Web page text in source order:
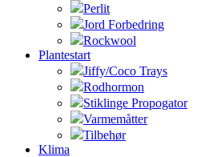
Perlit
Jord Forbedring
Rockwool
Plantestart
Jiffy/Coco Trays
Rodhormon
Stiklinge Propogator
Varmemåtter
Tilbehør
Klima